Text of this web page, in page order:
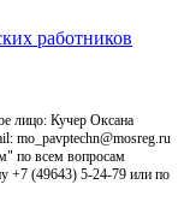
работников
Кучер Оксана
mo_pavptechn@mosreg.ru
по всем вопросам
+7 (49643) 5-24-79 или по